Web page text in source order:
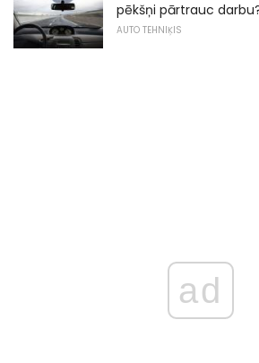
pēkšņi pārtrauc
AUTO TEHNIĶIS
ad